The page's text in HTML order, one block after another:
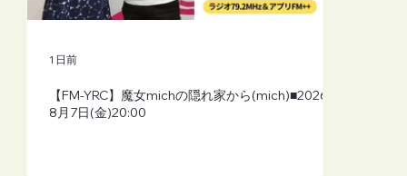
【FM-YRC】魔女michの隠れ家から(mich)■2026年
8月7日(金)20:00
1 日前